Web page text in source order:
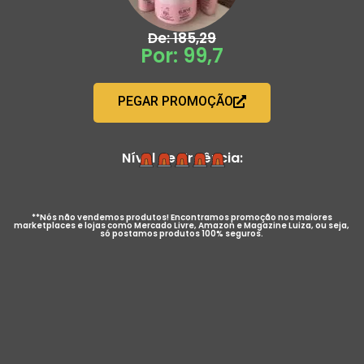
De: 185,29
Por: 99,7
PEGAR PROMOÇÃO
Nível de Urgência:
**Nós não vendemos produtos! Encontramos promoção nos maiores
marketplaces e lojas como Mercado Livre, Amazon e Magazine Luiza, ou seja,
só postamos produtos 100% seguros.